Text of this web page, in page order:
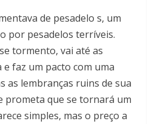
de pesadelo s, um
por pesadelos terríveis.
tormento, vai até as
faz um pacto com uma
as lembranças ruins de sua
prometa que se tornará um
simples, mas o preço a